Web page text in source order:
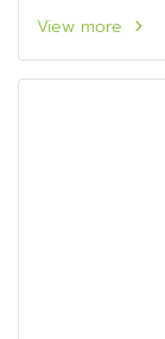
เพื่อนำมาใช้ท
ที่เหนือกว่าไม้
View more